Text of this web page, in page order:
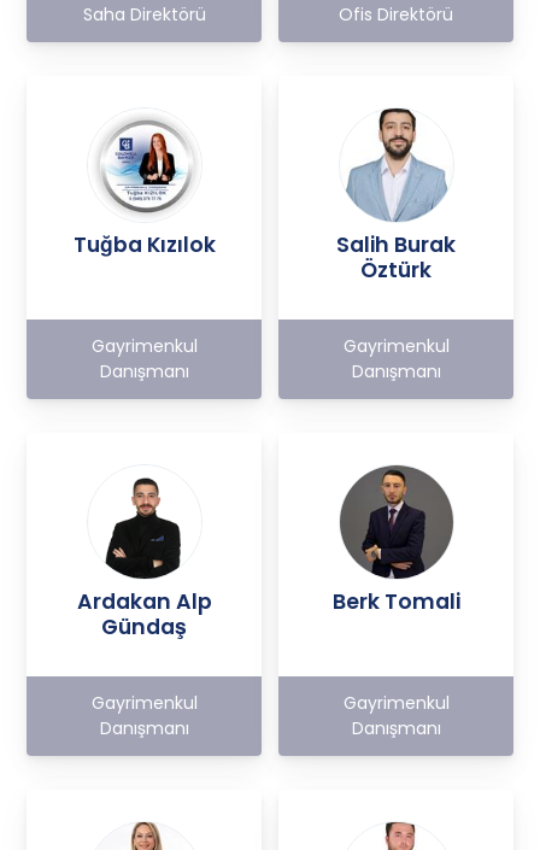
Saha Direktörü Ofis Direktörü
Tuğba Kızılok
Gayrimenkul
Danışmanı
Salih Burak
Öztürk
Gayrimenkul
Danışmanı
Ardakan Alp
Gündaş
Gayrimenkul
Danışmanı
Berk Tomali
Gayrimenkul
Danışmanı